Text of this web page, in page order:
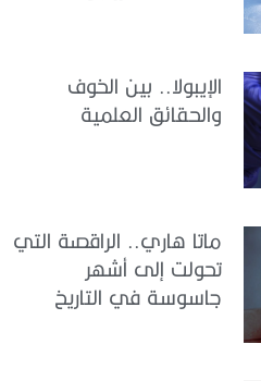
الإيبولا.. بين الخوف
والحقائق العلمية
ماتا هاري.. الراقصة التي
تحولت إلى أشهر
جاسوسة في التاريخ